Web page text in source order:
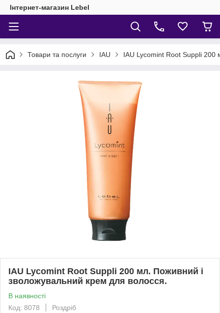
Інтернет-магазин Lebel
Товари та послуги IAU IAU Lycomint Root Suppli 200
IAU Lycomint Root Suppli 200 мл. Поживний і
зволожувальний крем для волосся.
В наявності
Код: 8078
Роздріб